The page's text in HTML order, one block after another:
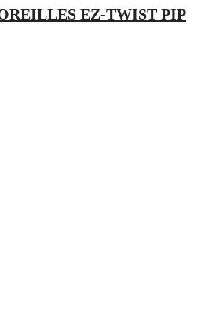
EZ-TWIST PIP